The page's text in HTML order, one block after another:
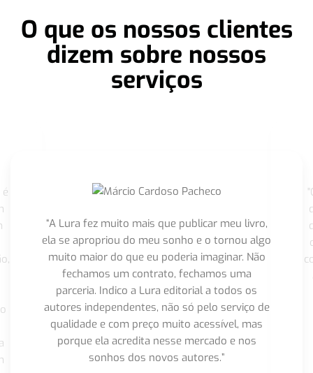
O que os nossos clientes
dizem sobre nossos
serviços
“A Lura fez muito mais que publicar meu livro,
ela se apropriou do meu sonho e o tornou algo
muito maior do que eu poderia imaginar. Não
fechamos um contrato, fechamos uma
parceria. Indico a Lura editorial a todos os
autores independentes, não só pelo serviço de
qualidade e com preço muito acessível, mas
porque ela acredita nesse mercado e nos
sonhos dos novos autores.”